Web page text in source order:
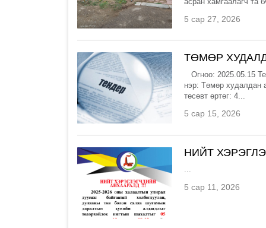
5 сар 27, 2026
ТӨМӨР
Огноо: 2025.05.15
нэр: Төмөр худалдан
төсөвт өртөг: 4...
5 сар 15, 2026
НИЙТ
...
5 сар 11, 2026